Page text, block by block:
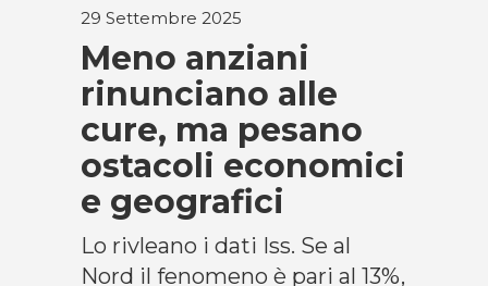
29 Settembre 2025
Meno anziani
rinunciano alle
cure, ma pesano
ostacoli economici
e geografici
Lo rivleano i dati Iss. Se al
Nord il fenomeno è pari al 13%,